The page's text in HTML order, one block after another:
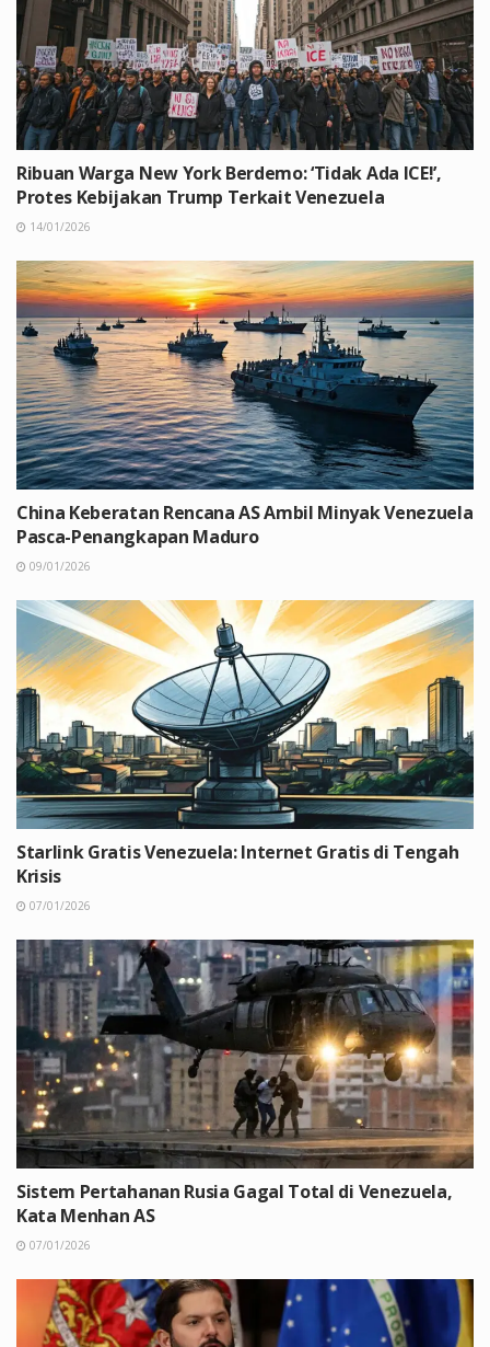
Ribuan Warga New York Berdemo: ‘Tidak Ada ICE!’,
Protes Kebijakan Trump Terkait Venezuela
14/01/2026
China Keberatan Rencana AS Ambil Minyak Venezuela
Pasca-Penangkapan Maduro
09/01/2026
Starlink Gratis Venezuela: Internet Gratis di Tengah
Krisis
07/01/2026
Sistem Pertahanan Rusia Gagal Total di Venezuela,
Kata Menhan AS
07/01/2026